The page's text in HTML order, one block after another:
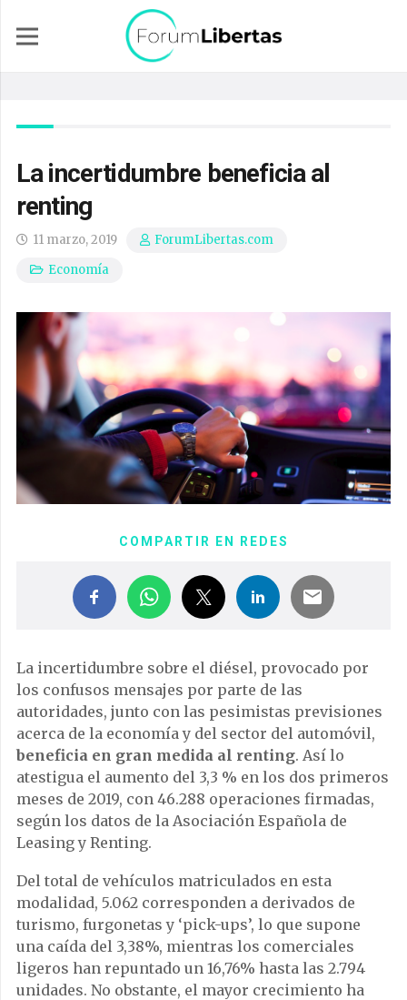
La incertidumbre beneficia al
renting
11 marzo, 2019
ForumLibertas.com
Economía
COMPARTIR EN REDES
La incertidumbre sobre el diésel, provocado por
los confusos mensajes por parte de las
autoridades, junto con las pesimistas previsiones
acerca de la economía y del sector del automóvil,
beneficia en gran medida al renting. Así lo
atestigua el aumento del 3,3 % en los dos primeros
meses de 2019, con 46.288 operaciones firmadas,
según los datos de la Asociación Española de
Leasing y Renting.
Del total de vehículos matriculados en esta
modalidad, 5.062 corresponden a derivados de
turismo, furgonetas y ‘pick-ups’, lo que supone
una caída del 3,38%, mientras los comerciales
ligeros han repuntado un 16,76% hasta las 2.794
unidades. No obstante, el mayor crecimiento ha